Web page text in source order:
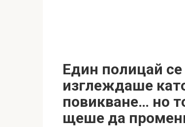
Един полицай се
изглеждаше
повикване… но
щеше да